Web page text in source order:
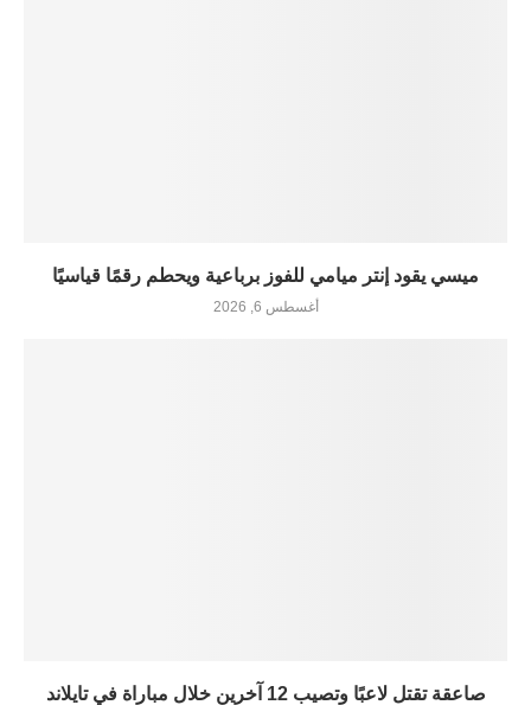
ميسي يقود إنتر ميامي للفوز برباعية ويحطم رقمًا قياسيًا
أغسطس 6, 2026
صاعقة تقتل لاعبًا وتصيب 12 آخرين خلال مباراة في تايلاند